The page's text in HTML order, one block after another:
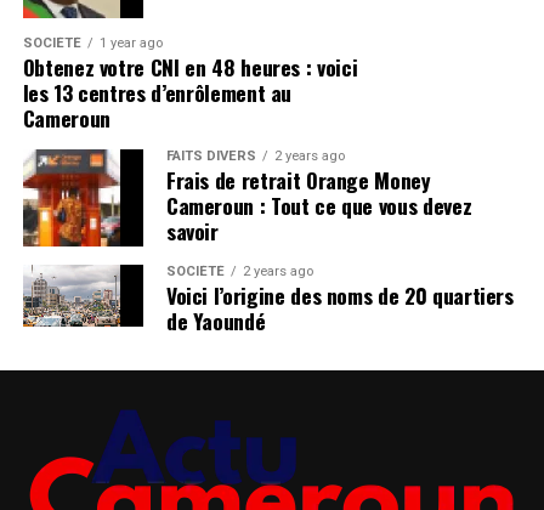
SOCIÉTÉ 1 year ago
Obtenez votre CNI en 48 heures : voici
les 13 centres d’enrôlement au
Cameroun
FAITS DIVERS 2 years ago
Frais de retrait Orange Money
Cameroun : Tout ce que vous devez
savoir
SOCIÉTÉ 2 years ago
Voici l’origine des noms de 20 quartiers
de Yaoundé